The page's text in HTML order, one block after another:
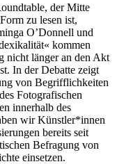
der Mitte
zu lesen ist,
O’Donnell und
kommen
nicht länger an den Akt
In der Debatte zeigt
von Begrifflichkeiten
Fotografischen
innerhalb des
wir Künstler*innen
bereits seit
Befragung von
einsetzen.